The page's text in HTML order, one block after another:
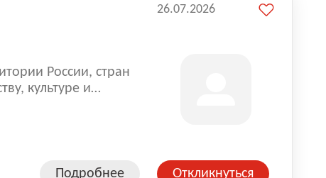
России, стран
культуре и
Подробнее
26.07.2026
Откликнуться